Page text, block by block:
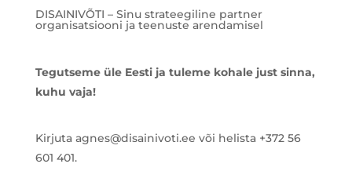
DISAINIVÕTI – Sinu strateegiline partner
organisatsiooni ja teenuste arendamisel
Tegutseme üle Eesti ja tuleme kohale just sinna,
kuhu vaja!
Kirjuta agnes@disainivoti.ee või helista +372 56
601 401.